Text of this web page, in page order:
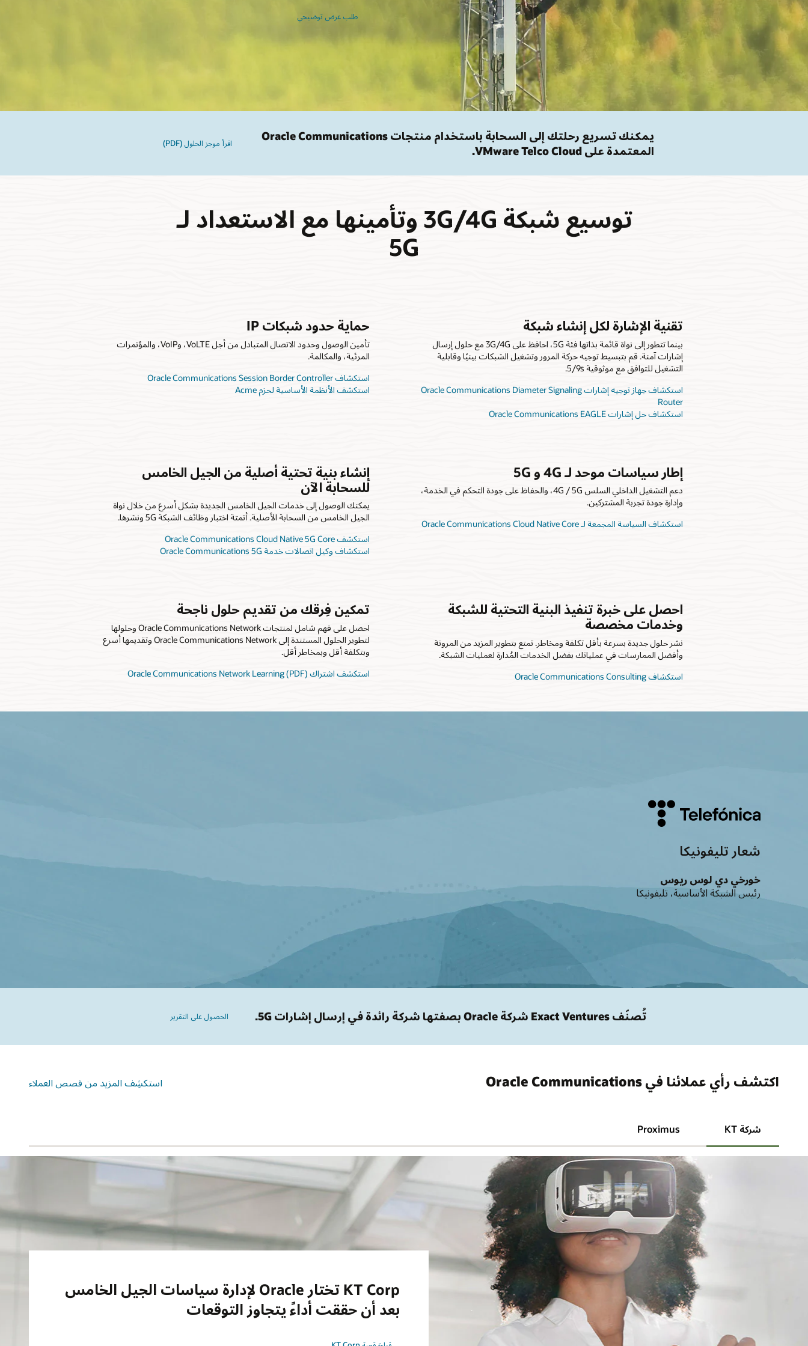
طلب عرض توضيحي
يمكنك تسريع رحلتك إلى السحابة باستخدام منتجات Oracle Communications
المعتمدة على VMware Telco Cloud.
اقرأ موجز الحلول (PDF)
توسيع شبكة 3G/4G وتأمينها مع الاستعداد لـ
5G
تقنية الإشارة لكل إنشاء شبكة
بينما تتطور إلى نواة قائمة بذاتها فئة 5G، احافظ على 3G/4G مع حلول إرسال
إشارات آمنة. قم بتبسيط توجيه حركة المرور وتشغيل الشبكات بينيًا وقابلية
التشغيل للتوافق مع موثوقية 5/9s.
استكشاف جهاز توجيه إشارات Oracle Communications Diameter Signaling
Router
استكشاف حل إشارات Oracle Communications EAGLE
حماية حدود شبكات IP
تأمين الوصول وحدود الاتصال المتبادل من أجل VoLTE، وVoIP، والمؤتمرات
المرئية، والمكالمة.
استكشاف Oracle Communications Session Border Controller
استكشف الأنظمة الأساسية لحزم Acme
إطار سياسات موحد لـ 4G و 5G
دعم التشغيل الداخلي السلس 4G / 5G، والحفاظ على جودة التحكم في الخدمة،
وإدارة جودة تجربة المشتركين.
استكشاف السياسة المجمعة لـ Oracle Communications Cloud Native Core
إنشاء بنية تحتية أصلية من الجيل الخامس
للسحابة الآن
يمكنك الوصول إلى خدمات الجيل الخامس الجديدة بشكل أسرع من خلال نواة
الجيل الخامس من السحابة الأصلية. أتمتة اختبار وظائف الشبكة 5G ونشرها.
استكشف Oracle Communications Cloud Native 5G Core
استكشاف وكيل اتصالات خدمة Oracle Communications 5G
احصل على خبرة تنفيذ البنية التحتية للشبكة
وخدمات مخصصة
نشر حلول جديدة بسرعة بأقل تكلفة ومخاطر. تمتع بتطوير المزيد من المرونة
وأفضل الممارسات في عملياتك بفضل الخدمات المُدارة لعمليات الشبكة.
استكشاف Oracle Communications Consulting
تمكين فِرقك من تقديم حلول ناجحة
احصل على فهم شامل لمنتجات Oracle Communications Network وحلولها
لتطوير الحلول المستندة إلى Oracle Communications Network وتقديمها أسرع
وبتكلفة أقل وبمخاطر أقل.
استكشف اشتراك Oracle Communications Network Learning (PDF)
شعار تليفونيكا
خورخي دي لوس ريوس
رئيس الشبكة الأساسية، تليفونيكا
تُصنّف Exact Ventures شركة Oracle بصفتها شركة رائدة في إرسال إشارات 5G. الحصول على التقرير
اكتشف رأي عملائنا في Oracle Communications استكشِف المزيد من قصص العملاء
شركة KT Proximus
KT Corp تختار Oracle لإدارة سياسات الجيل الخامس
بعد أن حققت أداءً يتجاوز التوقعات